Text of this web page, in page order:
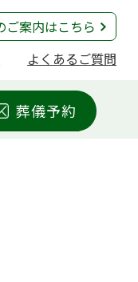
ご案内はこちら
よくあるご質問
葬儀予約